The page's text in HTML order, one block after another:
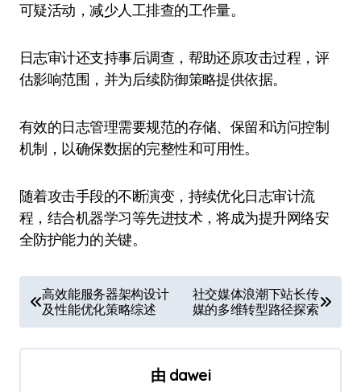
可疑活动，减少人工排查的工作量。
日志审计还支持事后调查，帮助还原攻击过程，评
估影响范围，并为后续防御策略提供依据。
有效的日志管理需要规范的存储、保留和访问控制
机制，以确保数据的完整性和可用性。
随着攻击手段的不断演变，持续优化日志审计流
程，结合机器学习等先进技术，将成为提升网络安
全防护能力的关键。
章
导
高效能服务器架构设计
及性能优化策略综述
社交媒体浪潮下站长传
媒的多维转型路径探索
由 dawei